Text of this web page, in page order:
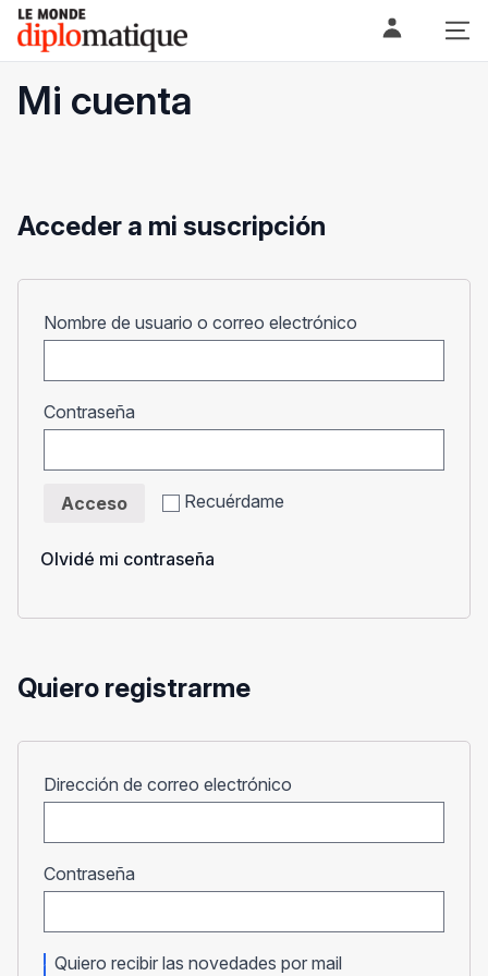
Skip
content
Le monde diplomatique
Mi cuenta
Acceder a mi suscripción
Nombre de usuario o correo electrónico
Contraseña
Recuérdame
Acceso
Olvidé mi contraseña
Quiero registrarme
Dirección de correo electrónico
Contraseña
Quiero recibir las novedades por mail